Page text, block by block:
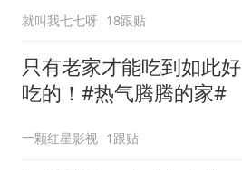
就叫我七七呀 18跟贴
只有老家才能吃到如此好
吃的！#热气腾腾的家#
一颗红星影视 1跟贴